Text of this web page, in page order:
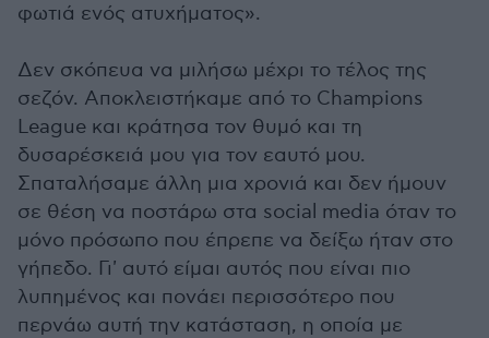
φωτιά ενός ατυχήματος».
Δεν σκόπευα να μιλήσω μέχρι το τέλος της
σεζόν. Αποκλειστήκαμε από το Champions
League και κράτησα τον θυμό και τη
δυσαρέσκειά μου για τον εαυτό μου.
Σπαταλήσαμε άλλη μια χρονιά και δεν ήμουν
σε θέση να ποστάρω στα social media όταν το
μόνο πρόσωπο που έπρεπε να δείξω ήταν στο
γήπεδο. Γι' αυτό είμαι αυτός που είναι πιο
λυπημένος και πονάει περισσότερο που
περνάω αυτή την κατάσταση, η οποία με